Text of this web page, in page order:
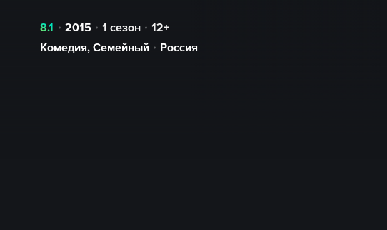
8.1 2015 1 сезон
12+
Комедия, Семейный Россия